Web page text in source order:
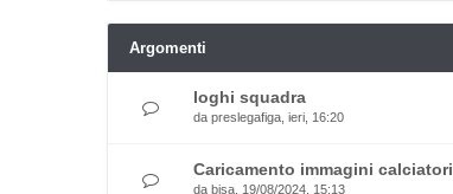
Argomenti
loghi squadra
da preslegafiga , ieri, 16:20
Caricamento immagini calciatori
da bisa , 19/08/2024, 15:13